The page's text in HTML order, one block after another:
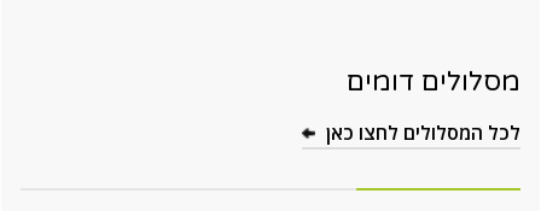
מסלולים דומים
לכל המסלולים לחצו כאן